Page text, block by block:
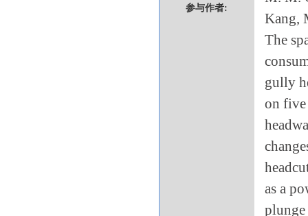
参与作者:
Kang,
The
gully
on five
as a